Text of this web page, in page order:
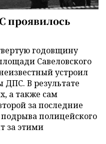
проявилось
годовщину
Савеловского
устроил
В результате
а также сам
за последние
полицейского
за этими